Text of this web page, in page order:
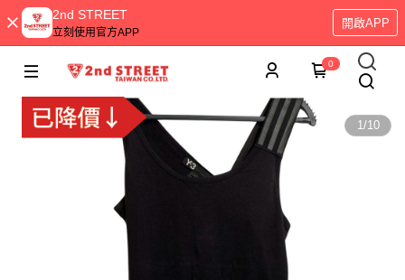
2nd STREET
立刻使用官方APP
開啟APP
0
1/10